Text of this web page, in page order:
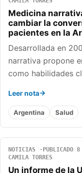
Medicina
cambiar la
pacientes en la
Desarrollada en
narrativa propone
como habilidades
Leer nota
Argentina Salud
NOTICIAS PUBLICADO
CAMILA TORRES
Un informe de la